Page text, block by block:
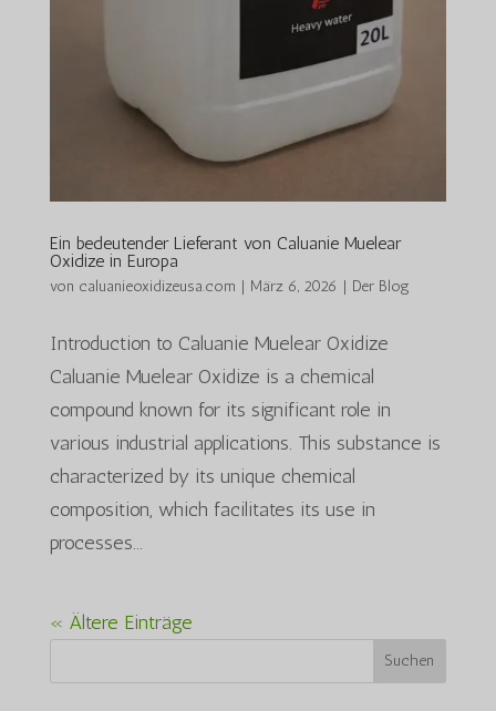
Ein bedeutender Lieferant von Caluanie Muelear
Oxidize in Europa
von caluanieoxidizeusa.com | März 6, 2026 | Der Blog
Introduction to Caluanie Muelear Oxidize
Caluanie Muelear Oxidize is a chemical
compound known for its significant role in
various industrial applications. This substance is
characterized by its unique chemical
composition, which facilitates its use in
processes...
« Ältere Einträge
Suchen